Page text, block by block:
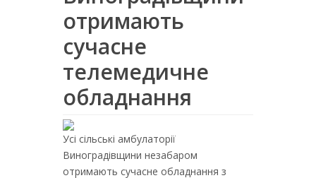
отримають
сучасне
телемедичне
обладнання
Усі сільські амбулаторії
Виноградівщини незабаром
отримають сучасне обладнання з